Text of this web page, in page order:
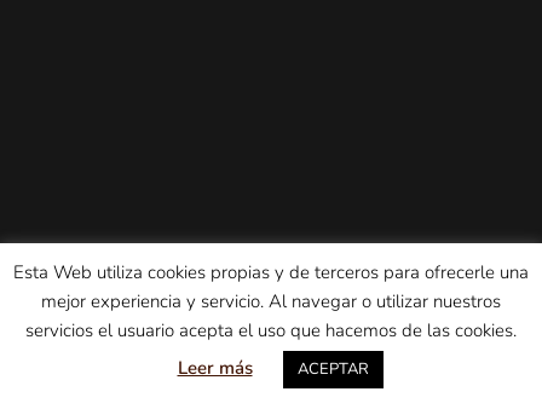
Esta Web utiliza cookies propias y de terceros para ofrecerle una
mejor experiencia y servicio. Al navegar o utilizar nuestros
servicios el usuario acepta el uso que hacemos de las cookies.
Leer más
ACEPTAR